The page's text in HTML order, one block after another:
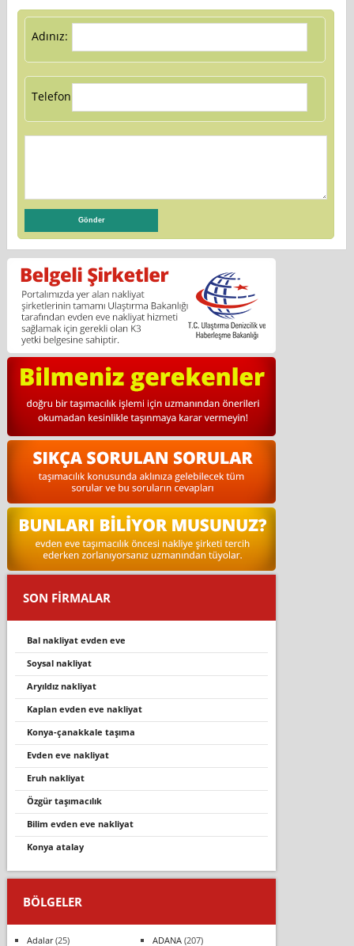
Adınız:
Telefon:
SON FİRMALAR
bal nakliyat evden eve
soysal nakliyat
aryıldız nakliyat
kaplan evden eve nakliyat
konya-çanakkale taşıma
evden eve nakliyat
eruh nakliyat
özgür taşımacılık
bilim evden eve nakliyat
konya atalay
BÖLGELER
Adalar(25) ADANA(207)